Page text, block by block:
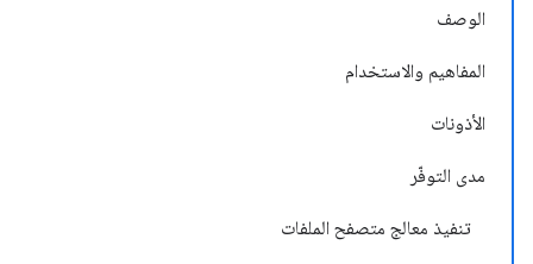
الوصف
المفاهيم والاستخدام
الأذونات
مدى التوفّر
تنفيذ معالج متصفح الملفات